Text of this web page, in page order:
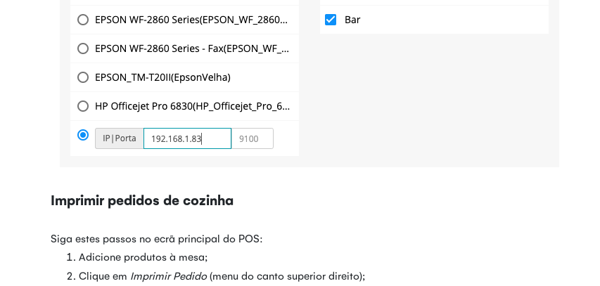
Imprimir pedidos de cozinha
Siga estes passos no ecrã principal do POS:
Adicione produtos à mesa;
Clique em Imprimir Pedido(menu do canto superior direito);